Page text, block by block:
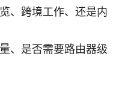
、跨境工作、还是内
、是否需要路由器级